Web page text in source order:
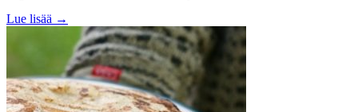
Lue lisää →